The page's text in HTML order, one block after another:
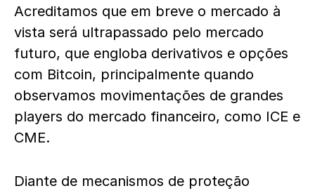
Acreditamos que em breve o mercado à
vista será ultrapassado pelo mercado
futuro, que engloba derivativos e opções
com Bitcoin, principalmente quando
observamos movimentações de grandes
players do mercado financeiro, como ICE e
CME.
Diante de mecanismos de proteção